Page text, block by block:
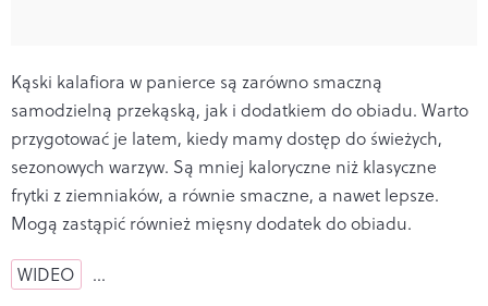
Kąski kalafiora w panierce są zarówno smaczną
samodzielną przekąską, jak i dodatkiem do obiadu. Warto
przygotować je latem, kiedy mamy dostęp do świeżych,
sezonowych warzyw. Są mniej kaloryczne niż klasyczne
frytki z ziemniaków, a równie smaczne, a nawet lepsze.
Mogą zastąpić również mięsny dodatek do obiadu.
WIDEO …